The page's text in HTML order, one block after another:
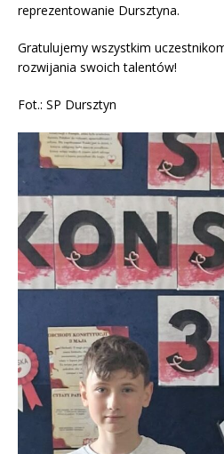
reprezentowanie Dursztyna.
Gratulujemy wszystkim
rozwijania swoich talentów!
Fot.: SP Dursztyn